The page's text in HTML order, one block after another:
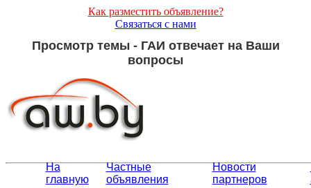
Как разместить объявление?
Связаться с нами
Просмотр темы - ГАИ отвечает на Ваши
вопросы
На
главную
Частные
объявления
Новости
партнеров